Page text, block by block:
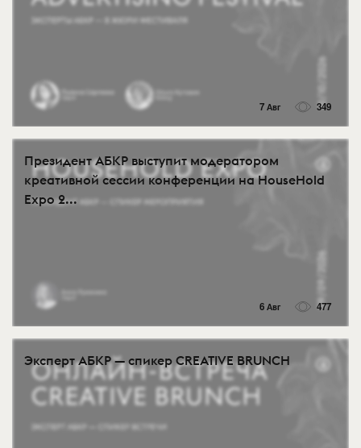
7 Авг 349
Президент АБКР выступит модератором
креативной сессии конференции на HouseHold
Expo 2...
6 Авг 477
Эксперт АБКР — спикер CREATIVE BRUNCH